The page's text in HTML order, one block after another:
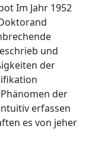
Im Jahr 1952
und
der
der
erfassen
es von jeher